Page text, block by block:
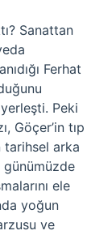
Sanattan
Ferhat
Peki
Göçer’in tıp
tarihsel arka
günümüzde
ele
yoğun
ve